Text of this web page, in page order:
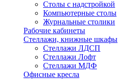
Столы с надстройкой
Компьютерные столы
Журнальные столики
Рабочие кабинеты
Стеллажи, книжные шкафы
Стеллажи ЛДСП
Стеллажи Лофт
Стеллажи МДФ
Офисные кресла